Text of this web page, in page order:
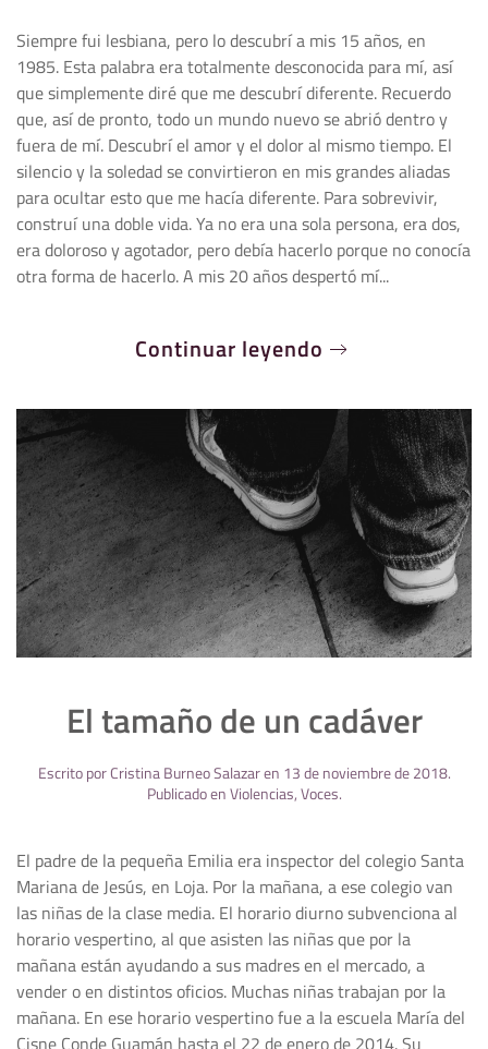
Siempre fui lesbiana, pero lo descubrí a mis 15 años, en
1985. Esta palabra era totalmente desconocida para mí, así
que simplemente diré que me descubrí diferente. Recuerdo
que, así de pronto, todo un mundo nuevo se abrió dentro y
fuera de mí. Descubrí el amor y el dolor al mismo tiempo. El
silencio y la soledad se convirtieron en mis grandes aliadas
para ocultar esto que me hacía diferente. Para sobrevivir,
construí una doble vida. Ya no era una sola persona, era dos,
era doloroso y agotador, pero debía hacerlo porque no conocía
otra forma de hacerlo. A mis 20 años despertó mí...
Continuar leyendo
El tamaño de un cadáver
Escrito porCristina Burneo Salazaren 13 de noviembre de 2018.
Publicado enViolencias,Voces.
El padre de la pequeña Emilia era inspector del colegio Santa
Mariana de Jesús, en Loja. Por la mañana, a ese colegio van
las niñas de la clase media. El horario diurno subvenciona al
horario vespertino, al que asisten las niñas que por la
mañana están ayudando a sus madres en el mercado, a
vender o en distintos oficios. Muchas niñas trabajan por la
mañana. En ese horario vespertino fue a la escuela María del
Cisne Conde Guamán hasta el 22 de enero de 2014. Su